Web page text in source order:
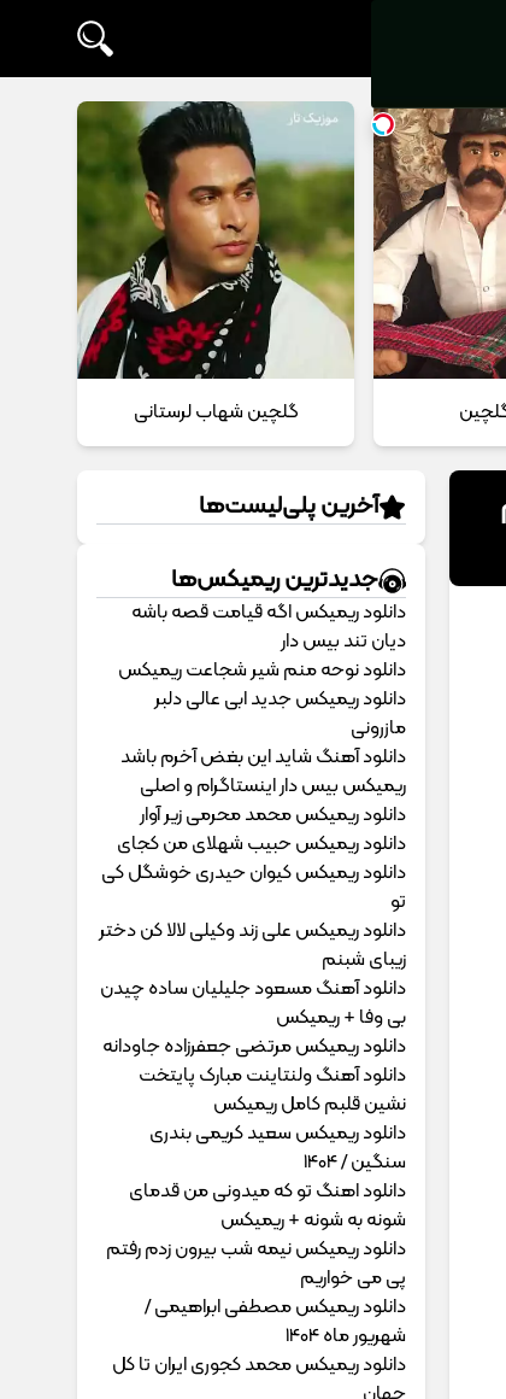
گلچین شهاب لرستانی
آخرین پلی‌لیست‌ها
جدیدترین ریمیکس‌ها
دانلود ریمیکس اگه قیامت قصه باشه
دیان تند بیس دار
دانلود نوحه منم شیر شجاعت ریمیکس
دانلود ریمیکس جدید ابی عالی دلبر
مازرونی
دانلود آهنگ شاید این بغض آخرم باشد
ریمیکس بیس دار اینستاگرام و اصلی
دانلود ریمیکس محمد محرمی زیر آوار
دانلود ریمیکس حبیب شهلای من کجای
دانلود ریمیکس کیوان حیدری خوشگل کی
تو
دانلود ریمیکس علی زند وکیلی لالا کن دختر
زیبای شبنم
دانلود آهنگ مسعود جلیلیان ساده چیدن
بی وفا + ریمیکس
دانلود ریمیکس مرتضی جعفرزاده جاودانه
دانلود آهنگ ولنتاینت مبارک پایتخت
نشین قلبم کامل ریمیکس
دانلود ریمیکس سعید کریمی بندری
سنگین / 1404
دانلود اهنگ تو که میدونی من قدمای
شونه به شونه + ریمیکس
دانلود ریمیکس نیمه شب بیرون زدم رفتم
پی می خواریم
دانلود ریمیکس مصطفی ابراهیمی /
شهریور ماه 1404
دانلود ریمیکس محمد کجوری ایران تا کل